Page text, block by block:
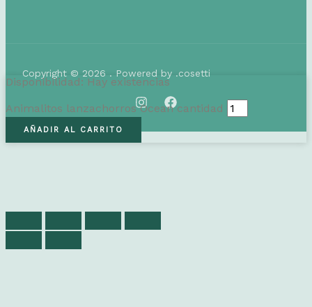
Copyright © 2026 . Powered by .cosetti
Disponibilidad: Hay existencias
Animalitos lanzachorros Ocean cantidad
AÑADIR AL CARRITO